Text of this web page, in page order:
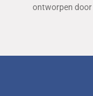
ontworpen door